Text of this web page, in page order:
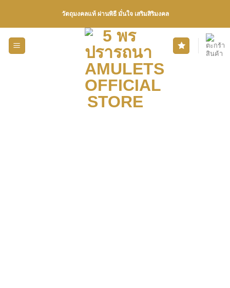
วัตถุมงคลแท้ ผ่านพิธี มั่นใจ เสริมสิริมงคล